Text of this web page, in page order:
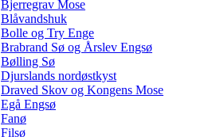
Bjerregrav Mose
Blåvandshuk
Bolle og Try Enge
Brabrand Sø og Årslev Engsø
Bølling Sø
Djurslands nordøstkyst
Draved Skov og Kongens Mose
Egå Engsø
Fanø
Filsø